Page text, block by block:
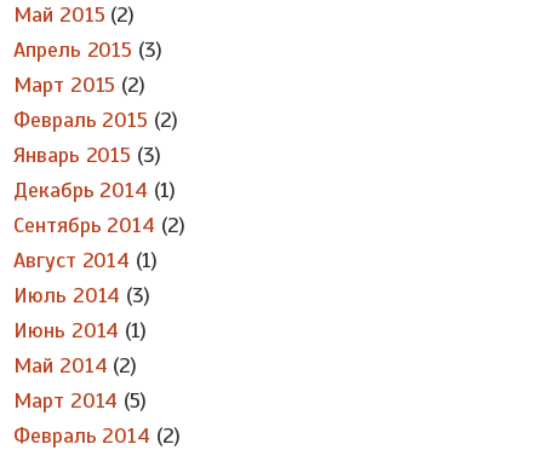
Май 2015 (2)
Апрель 2015 (3)
Март 2015 (2)
Февраль 2015 (2)
Январь 2015 (3)
Декабрь 2014 (1)
Сентябрь 2014 (2)
Август 2014 (1)
Июль 2014 (3)
Июнь 2014 (1)
Май 2014 (2)
Март 2014 (5)
Февраль 2014 (2)